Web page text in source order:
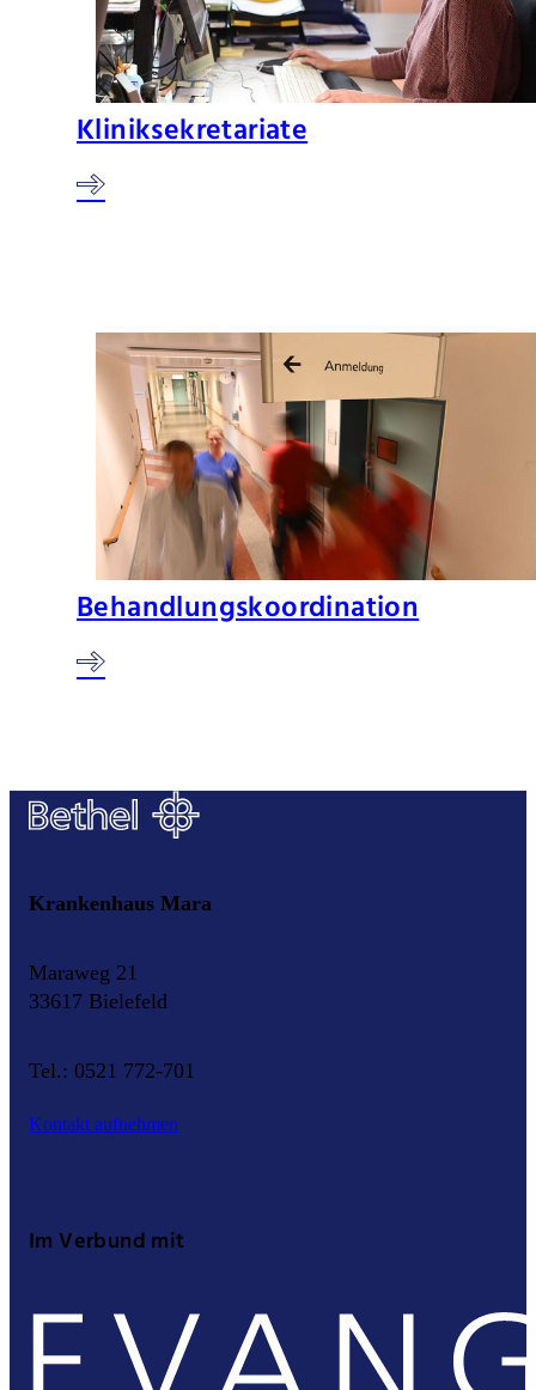
Kliniksekretariate
Behandlungskoordination
Krankenhaus Mara
Maraweg 21
33617 Bielefeld
Tel.: 0521 772-701
Kontakt aufnehmen
Im Verbund mit